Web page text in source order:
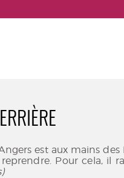
est aux mains
Pour cela, il